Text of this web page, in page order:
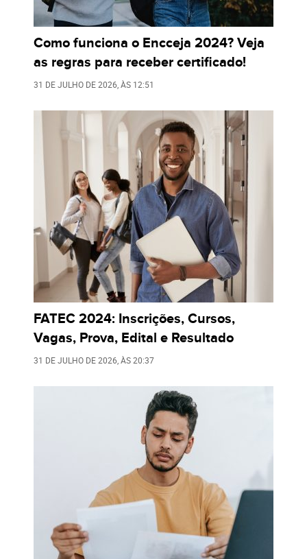
Como funciona o Encceja 2024? Veja
as regras para receber certificado!
31 DE JULHO DE 2026, ÀS 12:51
FATEC 2024: Inscrições, Cursos,
Vagas, Prova, Edital e Resultado
31 DE JULHO DE 2026, ÀS20:37